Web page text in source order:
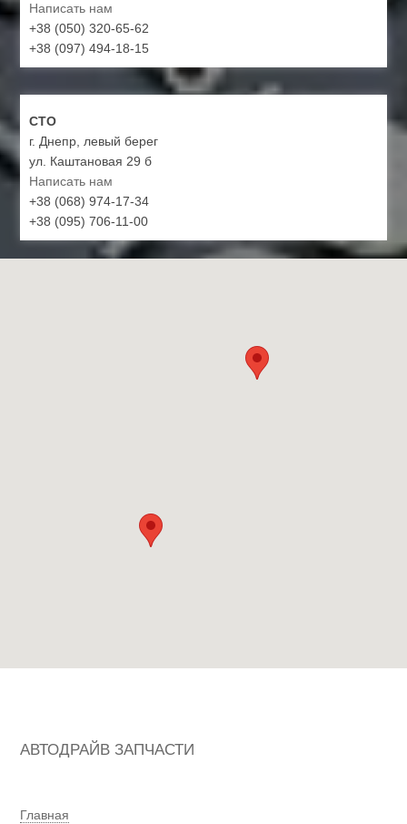
Написать нам
+38 (050) 320-65-62
+38 (097) 494-18-15
СТО
г. Днепр, левый берег
ул. Каштановая 29 б
Написать нам
+38 (068) 974-17-34
+38 (095) 706-11-00
АВТОДРАЙВ ЗАПЧАСТИ
Главная